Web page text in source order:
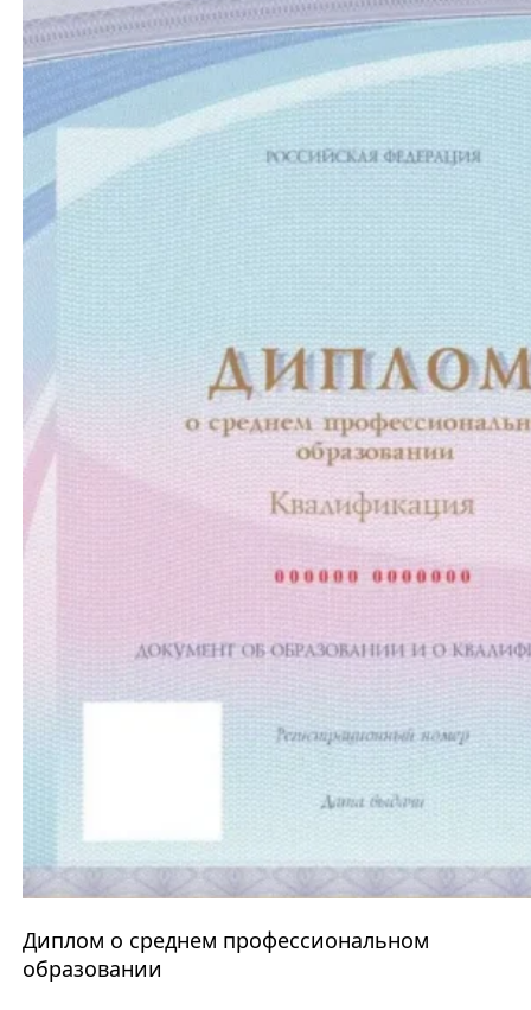
Диплом о среднем профессиональном
образовании